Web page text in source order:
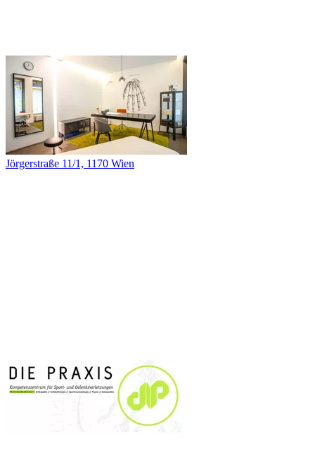
Jörgerstraße 11/1, 1170 Wien